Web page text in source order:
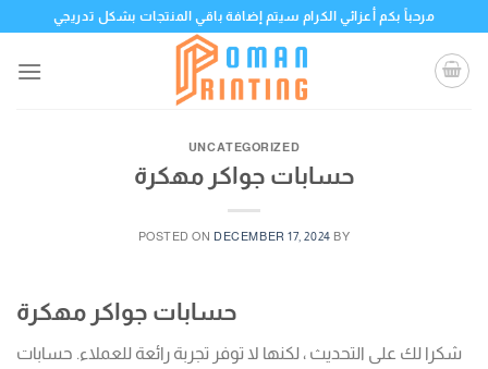
content
مرحباً بكم أعزائي الكرام سيتم إضافة باقي المنتجات بشكل تدريجي
UNCATEGORIZED
حسابات جواكر مهكرة
POSTED ON DECEMBER 17, 2024 BY
حسابات جواكر مهكرة
شكرا لك على التحديث ، لكنها لا توفر تجربة رائعة للعملاء. حسابات